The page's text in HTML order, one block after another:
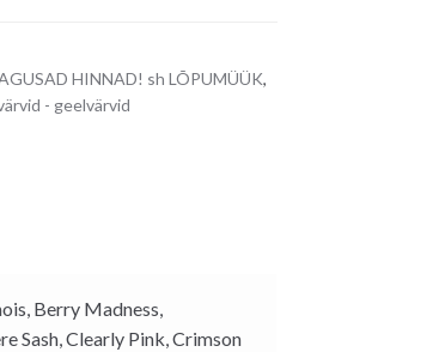
HINNAD! sh LÕPUMÜÜK,
- geelvärvid
Berry Madness,
Sash, Clearly Pink, Crimson